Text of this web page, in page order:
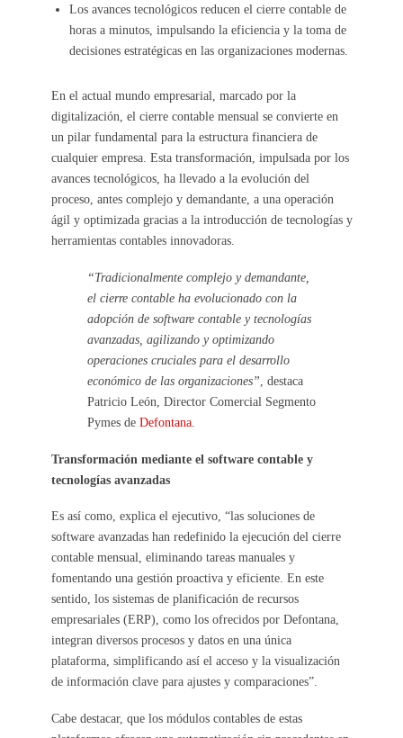
Los avances tecnológicos reducen el cierre contable de
horas a minutos, impulsando la eficiencia y la toma de
decisiones estratégicas en las organizaciones modernas.
En el actual mundo empresarial, marcado por la
digitalización, el cierre contable mensual se convierte en
un pilar fundamental para la estructura financiera de
cualquier empresa. Esta transformación, impulsada por los
avances tecnológicos, ha llevado a la evolución del
proceso, antes complejo y demandante, a una operación
ágil y optimizada gracias a la introducción de tecnologías y
herramientas contables innovadoras.
“Tradicionalmente complejo y demandante,
el cierre contable ha evolucionado con la
adopción de software contable y tecnologías
avanzadas, agilizando y optimizando
operaciones cruciales para el desarrollo
económico de las organizaciones” , destaca
Patricio León, Director Comercial Segmento
Pymes de Defontana.
Transformación mediante el software contable y
tecnologías avanzadas
Es así como, explica el ejecutivo, “las soluciones de
software avanzadas han redefinido la ejecución del cierre
contable mensual, eliminando tareas manuales y
fomentando una gestión proactiva y eficiente. En este
sentido, los sistemas de planificación de recursos
empresariales (ERP), como los ofrecidos por Defontana,
integran diversos procesos y datos en una única
plataforma, simplificando así el acceso y la visualización
de información clave para ajustes y comparaciones”.
Cabe destacar, que los módulos contables de estas